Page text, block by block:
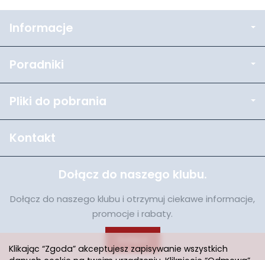
Informacje
Poradniki
Pliki do pobrania
Kontakt
Dołącz do naszego klubu.
Dołącz do naszego klubu i otrzymuj ciekawe informacje,
promocje i rabaty.
Klikając “Zgoda” akceptujesz zapisywanie wszystkich